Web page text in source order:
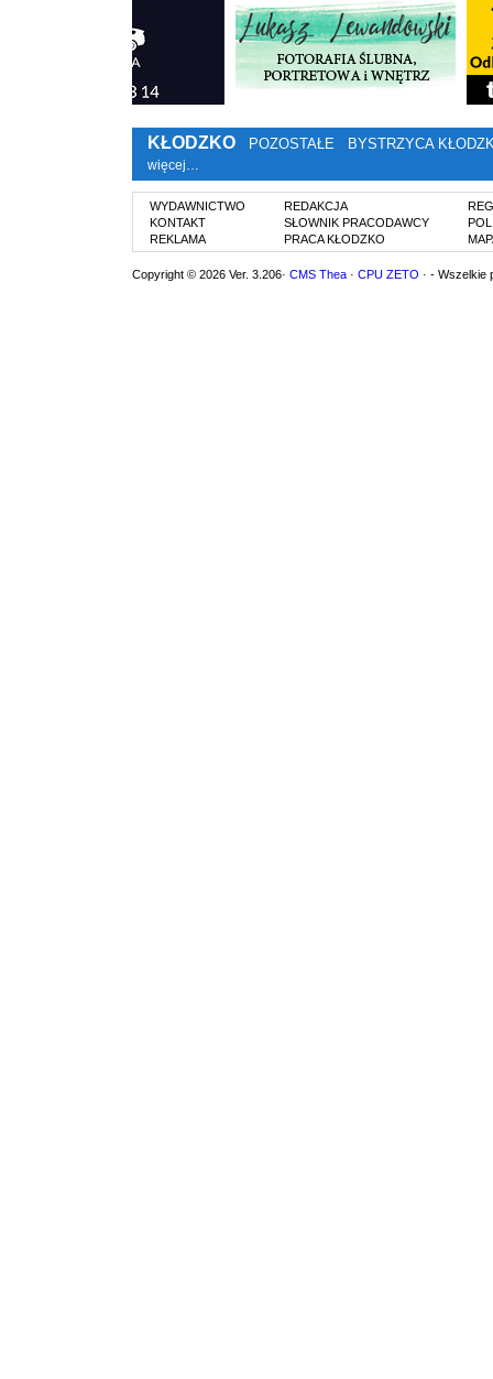
KŁODZKO POZOSTAŁE BYSTRZYCA
więcej…
WYDAWNICTWO
KONTAKT
REKLAMA
REDAKCJA
SŁOWNIK PRACODAWCY
PRACA KŁODZKO
Copyright © 2026 Ver. 3.206· CMS Thea · CPU ZETO · - Wszelkie